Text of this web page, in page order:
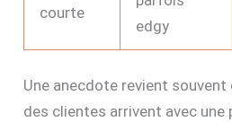
courte
edgy
Une anecdote revient
des clientes arrivent avec